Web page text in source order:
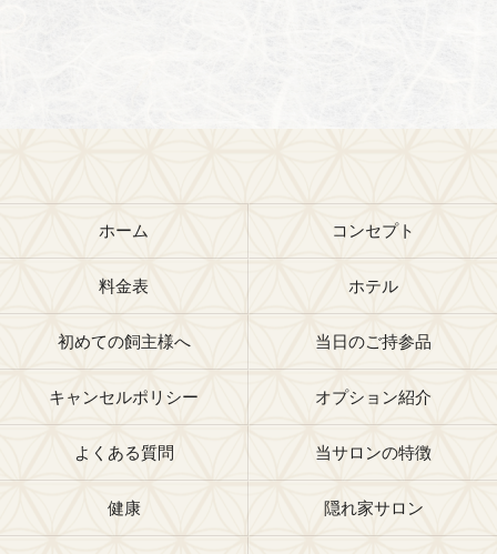
ホーム コンセプト
料金表 ホテル
初めての飼主様へ 当日のご持参品
キャンセルポリシー オプション紹介
よくある質問 当サロンの特徴
健康 隠れ家サロン